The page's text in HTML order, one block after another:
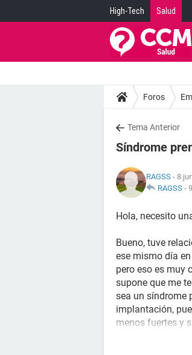
High-Tech Salud
Foros
Tema Anterior
Síndrome
RAGSS - 8
RAGSS -
Hola, necesito
Bueno, tuve
ese mismo día
pero eso es muy
supone que me
sea un síndrome
implantación,
menos fuertes y